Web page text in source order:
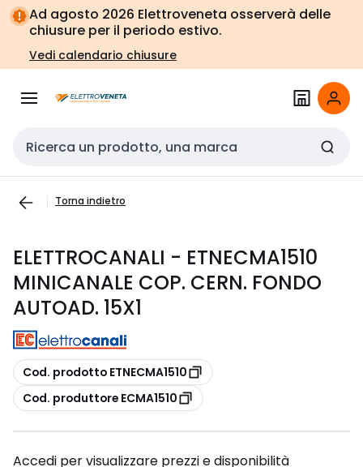
Vai alla
navigazione
Vai
alla
pagina
Ad agosto 2026 Elettroveneta osserverà delle
chiusure per il periodo estivo.
Vedi calendario chiusure
Cerca input
Torna indietro
ELETTROCANALI - ETNECMA1510
MINICANALE COP. CERN. FONDO
AUTOAD. 15X1
copia
Cod. prodotto ETNECMA1510
copia
Cod. produttore ECMA1510
Accedi per visualizzare prezzi e disponibilità